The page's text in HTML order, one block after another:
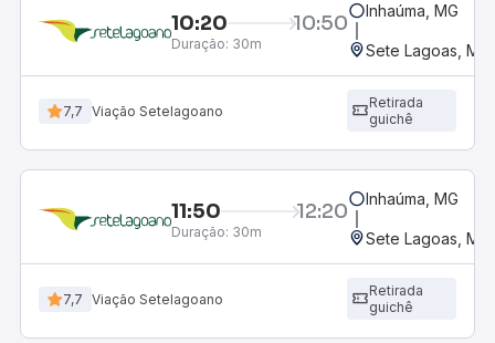
10:20 10:50
Duração: 30m
Inhaúma, MG
Sete Lagoas,
7,7 Viação Setelagoano
Retirada
guichê
11:50 12:20
Duração: 30m
Inhaúma, MG
Sete Lagoas,
7,7 Viação Setelagoano
Retirada
guichê